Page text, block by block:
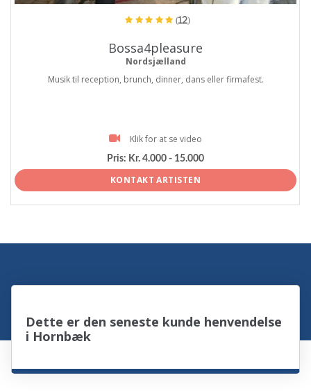
(12)
Bossa4pleasure
Nordsjælland
Musik til reception, brunch, dinner, dans eller firmafest.
Klik for at se video
Pris: Kr. 4.000 - 15.000
KONTAKT ARTISTEN
Dette er den seneste kunde henvendelse
i Hornbæk